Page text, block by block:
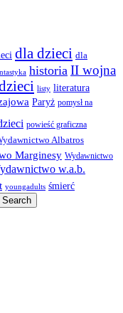
dla dzieci dla
historia II wojna
listy literatura
Paryż pomysł na
powieść graficzna
Albatros
Marginesy Wydawnictwo
w.a.b.
youngadults śmierć